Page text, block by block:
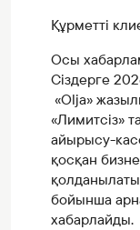
Құрметті
Осы
Сіздерге
«Olja»
«Лимитсіз»
айырысу-
қосқан
бойынша
хабарлайды.